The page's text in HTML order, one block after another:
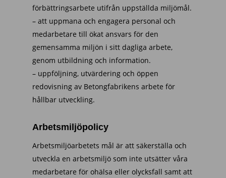
förbättringsarbete utifrån uppställda miljömål.
– att uppmana och engagera personal och
medarbetare till ökat ansvars för den
gemensamma miljön i sitt dagliga arbete,
genom utbildning och information.
– uppföljning, utvärdering och öppen
redovisning av Betongfabrikens arbete för
hållbar utveckling.
Arbetsmiljöpolicy
Arbetsmiljöarbetets mål är att säkerställa och
utveckla en arbetsmiljö som inte utsätter våra
medarbetare för ohälsa eller olycksfall samt att